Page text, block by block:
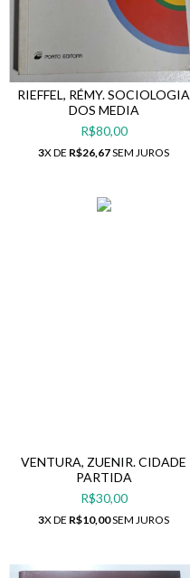
RIEFFEL, RÉMY. SOCIOLOGIA
DOS MEDIA
R$80,00
3X DE R$26,67SEM JUROS
VENTURA, ZUENIR. CIDADE
PARTIDA
R$30,00
3X DE R$10,00SEM JUROS